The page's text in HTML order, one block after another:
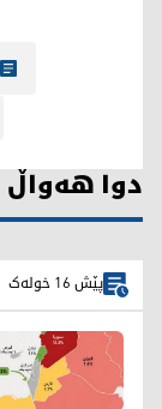
دوا هەواڵ
پێش 16 خولەک